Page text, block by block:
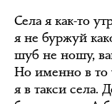
Села я как-то
я не буржуй
шуб не ношу,
Но именно в то
я в такси села.